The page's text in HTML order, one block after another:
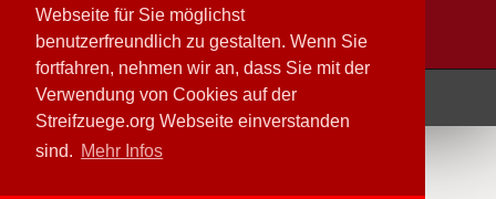
Webseite für Sie möglichst
benutzerfreundlich zu gestalten. Wenn Sie
fortfahren, nehmen wir an, dass Sie mit der
Verwendung von Cookies auf der
Streifzuege.org Webseite einverstanden
sind. Mehr Infos
Das Elend der Soziologie
Hymne. Kanon. Ohrwurm
Streifzüge läuft mitWordPress